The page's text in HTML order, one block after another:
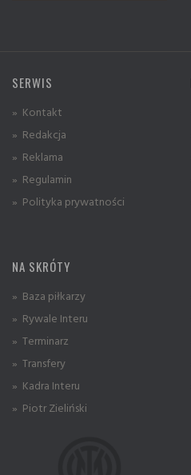
SERWIS
» Kontakt
» Redakcja
» Reklama
» Regulamin
» Polityka prywatności
NA SKRÓTY
» Baza piłkarzy
» Rywale Interu
» Terminarz
» Transfery
» Kadra Interu
» Piotr Zieliński